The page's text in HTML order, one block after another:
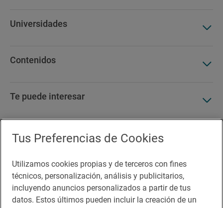
Universidades
Contenidos
Te puede interesar
Aviso legal
Contacto
Tus Preferencias de Cookies
Utilizamos cookies propias y de terceros con fines
técnicos, personalización, análisis y publicitarios,
incluyendo anuncios personalizados a partir de tus
datos. Estos últimos pueden incluir la creación de un